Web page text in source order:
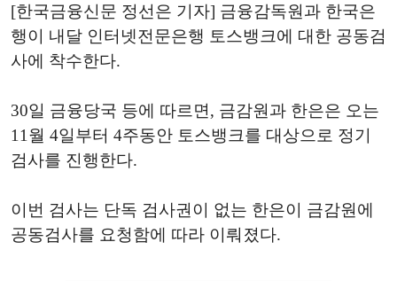
[한국금융신문 정선은 기자] 금융감독원과 한국은
행이 내달 인터넷전문은행 토스뱅크에 대한 공동검
사에 착수한다.
30일 금융당국 등에 따르면, 금감원과 한은은 오는
11월 4일부터 4주동안 토스뱅크를 대상으로 정기
검사를 진행한다.
이번 검사는 단독 검사권이 없는 한은이 금감원에
공동검사를 요청함에 따라 이뤄졌다.